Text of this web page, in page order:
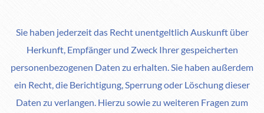
Sie haben jederzeit das Recht unentgeltlich Auskunft über
Herkunft, Empfänger und Zweck Ihrer gespeicherten
personenbezogenen Daten zu erhalten. Sie haben außerdem
ein Recht, die Berichtigung, Sperrung oder Löschung dieser
Daten zu verlangen. Hierzu sowie zu weiteren Fragen zum